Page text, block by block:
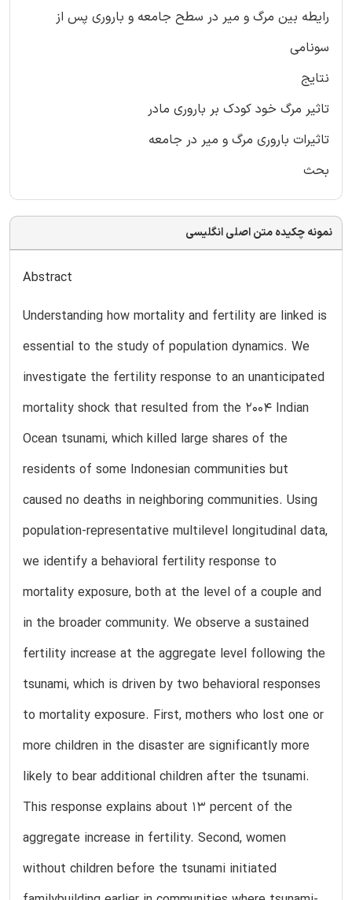
رایطه بین مرگ و میر در سطح جامعه و باروری پس از
سونامی
نتایج
تاثیر مرگ خود کودک بر باروری مادر
تاثیرات باروری مرگ و میر در جامعه
بحث
نمونه چکیده متن اصلی انگلیسی
Abstract
Understanding how mortality and fertility are linked is
essential to the study of population dynamics. We
investigate the fertility response to an unanticipated
mortality shock that resulted from the 2004 Indian
Ocean tsunami, which killed large shares of the
residents of some Indonesian communities but
caused no deaths in neighboring communities. Using
population-representative multilevel longitudinal data,
we identify a behavioral fertility response to
mortality exposure, both at the level of a couple and
in the broader community. We observe a sustained
fertility increase at the aggregate level following the
tsunami, which is driven by two behavioral responses
to mortality exposure. First, mothers who lost one or
more children in the disaster are significantly more
likely to bear additional children after the tsunami.
This response explains about 13 percent of the
aggregate increase in fertility. Second, women
without children before the tsunami initiated